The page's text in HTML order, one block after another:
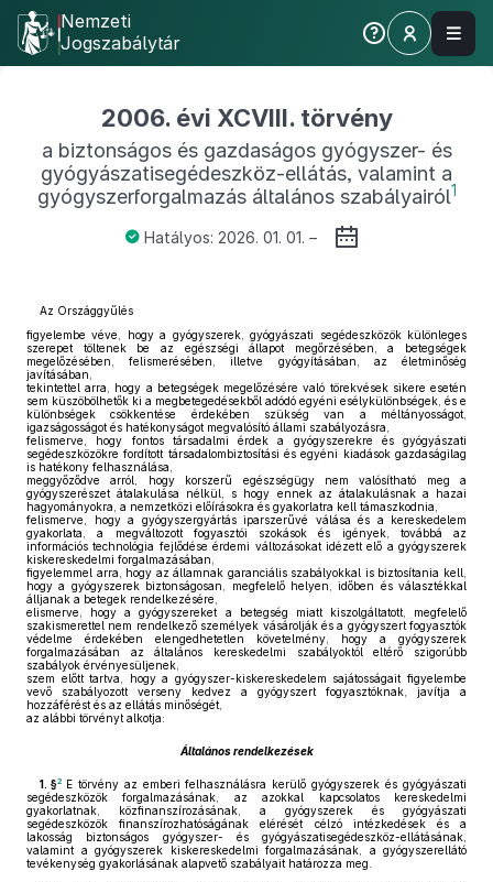
Nemzeti
Jogszabálytár
2006. évi XCVIII. törvény
a biztonságos és gazdaságos gyógyszer- és
gyógyászatisegédeszköz-ellátás, valamint a
gyógyszerforgalmazás általános szabályairól1
Hatályos: 2026. 01. 01. –
Az Országgyűlés
figyelembe véve, hogy a gyógyszerek, gyógyászati segédeszközök különleges
szerepet töltenek be az egészségi állapot megőrzésében, a betegségek
megelőzésében, felismerésében, illetve gyógyításában, az életminőség
javításában,
tekintettel arra, hogy a betegségek megelőzésére való törekvések sikere esetén
sem küszöbölhetők ki a megbetegedésekből adódó egyéni esélykülönbségek, és e
különbségek csökkentése érdekében szükség van a méltányosságot,
igazságosságot és hatékonyságot megvalósító állami szabályozásra,
felismerve, hogy fontos társadalmi érdek a gyógyszerekre és gyógyászati
segédeszközökre fordított társadalombiztosítási és egyéni kiadások gazdaságilag
is hatékony felhasználása,
meggyőződve arról, hogy korszerű egészségügy nem valósítható meg a
gyógyszerészet átalakulása nélkül, s hogy ennek az átalakulásnak a hazai
hagyományokra, a nemzetközi előírásokra és gyakorlatra kell támaszkodnia,
felismerve, hogy a gyógyszergyártás iparszerűvé válása és a kereskedelem
gyakorlata, a megváltozott fogyasztói szokások és igények, továbbá az
információs technológia fejlődése érdemi változásokat idézett elő a gyógyszerek
kiskereskedelmi forgalmazásában,
figyelemmel arra, hogy az államnak garanciális szabályokkal is biztosítania kell,
hogy a gyógyszerek biztonságosan, megfelelő helyen, időben és választékkal
álljanak a betegek rendelkezésére,
elismerve, hogy a gyógyszereket a betegség miatt kiszolgáltatott, megfelelő
szakismerettel nem rendelkező személyek vásárolják és a gyógyszert fogyasztók
védelme érdekében elengedhetetlen követelmény, hogy a gyógyszerek
forgalmazásában az általános kereskedelmi szabályoktól eltérő szigorúbb
szabályok érvényesüljenek,
szem előtt tartva, hogy a gyógyszer-kiskereskedelem sajátosságait figyelembe
vevő szabályozott verseny kedvez a gyógyszert fogyasztóknak, javítja a
hozzáférést és az ellátás minőségét,
az alábbi törvényt alkotja:
Általános rendelkezések
1. §2 E törvény az emberi felhasználásra kerülő gyógyszerek és gyógyászati
segédeszközök forgalmazásának, az azokkal kapcsolatos kereskedelmi
gyakorlatnak, közfinanszírozásának, a gyógyszerek és gyógyászati
segédeszközök finanszírozhatóságának elérését célzó intézkedések és a
lakosság biztonságos gyógyszer- és gyógyászatisegédeszköz-ellátásának,
valamint a gyógyszerek kiskereskedelmi forgalmazásának, a gyógyszerellátó
tevékenység gyakorlásának alapvető szabályait határozza meg.